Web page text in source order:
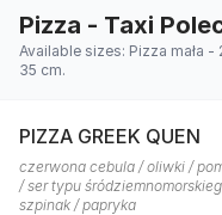
Pizza - Taxi
Available sizes: Pizza mała
35 cm.
PIZZA GREEK QUEN
czerwona cebula / oliwki /
/ ser typu
szpinak / papryka